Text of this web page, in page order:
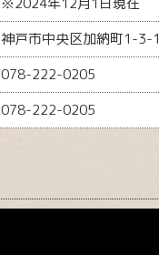
神戸市中央区加納町1-3-1
078-222-0205
078-222-0205